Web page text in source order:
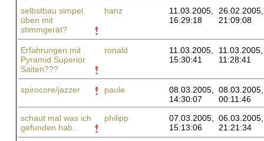
selbstbau simpel.
üben mit
stimmgerät?
hanz
11.03.2005,
16:29:18
26.02.2005,
21:09:08
Erfahrungen mit
Pyramid Superior
Saiten???
ronald
11.03.2005,
15:30:41
11.03.2005,
11:28:41
spirocore/jazzer paule
08.03.2005,
14:30:07
08.03.2005,
00:11:46
schaut mal was ich
gefunden hab..
philipp
07.03.2005,
15:13:06
06.03.2005,
21:21:34